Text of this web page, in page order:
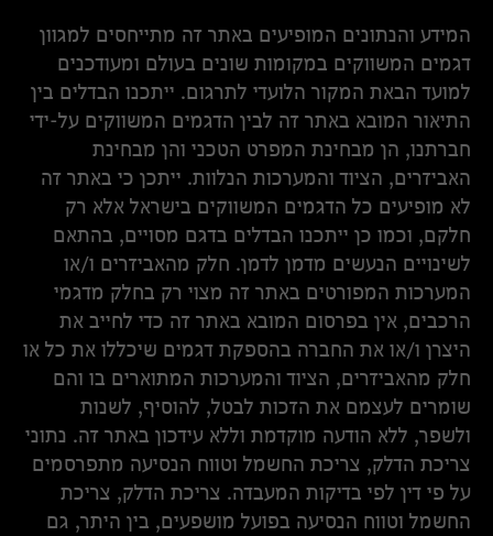
המידע והנתונים המופיעים באתר זה מתייחסים למגוון
דגמים המשווקים במקומות שונים בעולם ומעודכנים
למועד הבאת המקור הלועדי לתרגום. ייתכנו הבדלים בין
התיאור המובא באתר זה לבין הדגמים המשווקים על-ידי
חברתנו, הן מבחינת המפרט הטכני והן מבחינת
האביזרים, הציוד והמערכות הנלוות. ייתכן כי באתר זה
לא מופיעים כל הדגמים המשווקים בישראל אלא רק
חלקם, וכמו כן ייתכנו הבדלים בדגם מסויים, בהתאם
לשינויים הנעשים מדמן לדמן. חלק מהאביזרים ו/או
המערכות המפורטים באתר זה מצוי רק בחלק מדגמי
הרכבים, אין בפרסום המובא באתר זה כדי לחייב את
היצרן ו/או את החברה בהספקת דגמים שיכללו את כל או
חלק מהאביזרים, הציוד והמערכות המתוארים בו והם
שומרים לעצמם את הזכות לבטל, להוסיף, לשנות
ולשפר, ללא הודעה מוקדמת וללא עידכון באתר זה. נתוני
צריכת הדלק, צריכת החשמל וטווח הנסיעה מתפרסמים
על פי דין לפי בדיקות המעבדה. צריכת הדלק, צריכת
החשמל וטווח הנסיעה בפועל מושפעים, בין היתר, גם